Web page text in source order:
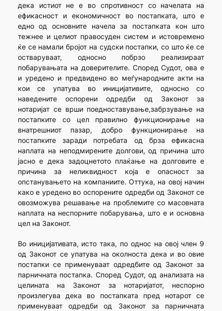
дека истиот не е во спротивност со начелата на
ефикасност и економичност во постапката, што е
едно од основните начела за постапката кон што
тежнее и целиот правосуден систем и истовремено
ќе се намали бројот на судски постапки, со што ќе се
остваруваат, односно побрзо реализираат
побарувањата на доверителите. Според Судот, ова е
и уредено и предвидено во меѓународните акти на
кои се упатува во иницијативите, односно со
наведените оспорени одредби од Законот за
нотаријат се врши поедноставување,забрзување на
постапките со цел правилно функционирање на
внатрешниот пазар, добро функционирање на
постапките заради потребата од брза ефикасна
наплата на неподмирените долгови, од причина што
јасно е дека задоцнетото плаќање на долговите е
причина за неликвидност која е опасност за
опстанувањето на компаниите. Оттука, на овој начин
како е уредено во оспорените одредби од Законот се
овозможува решавање на проблемите со масовната
наплата на неспорните побарувања, што е и основна
цел на Законот.
Во иницијативата, исто така, по однос на овој член 9
од Законот се упатува на околноста дека и во овие
постапки се применуваат одредбите од Законот за
парничната постапка. Според Судот, од анализата на
целината на Законот за нотаријатот, неспорно
произлегува дека во постапката пред нотарот се
применуваат одредби од Законот за парничната